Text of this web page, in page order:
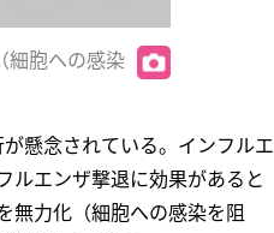
細胞への感染
懸念されている。インフルエ
ルエンザ撃退に効果があると
無力化（細胞への感染を阻